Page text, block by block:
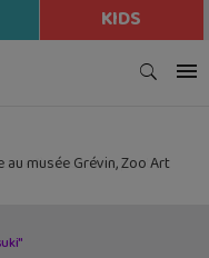
KIDS
au musée Grévin, Zoo Art